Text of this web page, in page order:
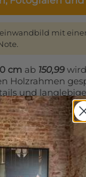
mit
cm ab 150,99wird
Holzrahmen
und
Sie zusätzliche
Leinwand